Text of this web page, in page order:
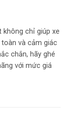
không chỉ giúp xe
và cảm giác
chắn, hãy ghé
với mức giá